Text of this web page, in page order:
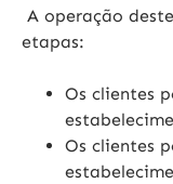
A operação
etapas:
Os clientes
Os clientes